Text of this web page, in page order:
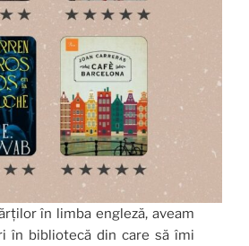
în limba engleză, aveam
în bibliotecă din care să îmi